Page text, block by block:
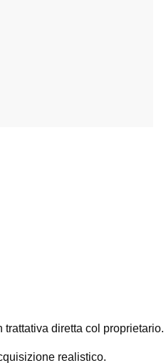
diretta col proprietario.
realistico.